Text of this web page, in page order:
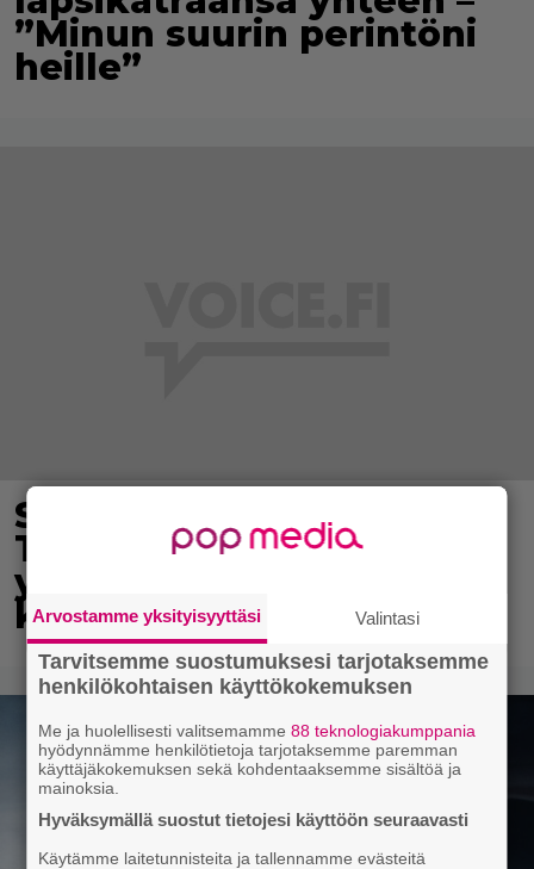
”Minun suurin perintöni
heille”
Syötkö perunoita näin?
Tutkijat löysivät
yhteyden vakavaan
kansansairauteen
Arvostamme yksityisyyttäsi Valintasi
Tarvitsemme suostumuksesi tarjotaksemme
henkilökohtaisen käyttökokemuksen
Me ja huolellisesti valitsemamme88 teknologiakumppania
hyödynnämme henkilötietoja tarjotaksemme paremman
käyttäjäkokemuksen sekä kohdentaaksemme sisältöä ja
mainoksia.
Hyväksymällä suostut tietojesi käyttöön seuraavasti
Käytämme laitetunnisteita ja tallennamme evästeitä